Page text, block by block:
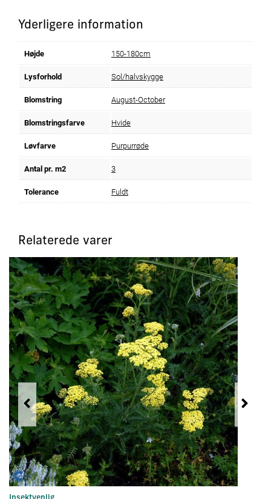
Yderligere information
Højde 150-180cm
Lysforhold Sol/halvskygge
Blomstring August-October
Blomstringsfarve Hvide
Løvfarve Purpurrøde
Antal pr. m2 3
Tolerance Fuldt
Relaterede varer